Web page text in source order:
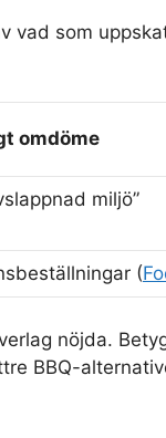
vad som
omdöme
miljö”
(
nöjda.
BBQ-